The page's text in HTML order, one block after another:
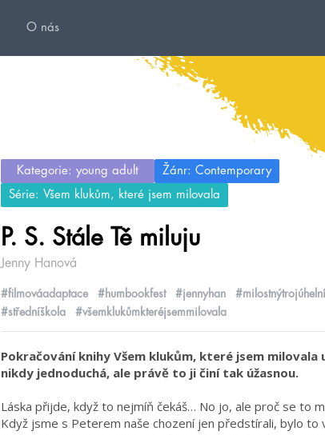
O nás
Kategorie: young adult
Žánr: Contemporary
Série: Všem klukům, které jsem milovala
P. S. Stále Tě miluju
Jenny Hanová
#filmováadaptace #humbookfest #jennyhan
#středníškola
#všemklukůmkteréjsemmilovala
Pokračování knihy Všem klukům, které jsem milovala
nikdy jednoduchá, ale právě to ji činí tak úžasnou.
Láska přijde, když to nejmíň čekáš… No jo, ale proč se to
Když jsme s Peterem naše chození jen předstírali, bylo to